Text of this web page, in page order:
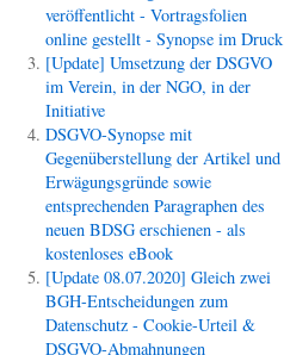
veröffentlicht - Vortragsfolien
online gestellt - Synopse im Druck
[Update] Umsetzung der DSGVO
im Verein, in der NGO, in der
Initiative
DSGVO-Synopse mit
Gegenüberstellung der Artikel und
Erwägungsgründe sowie
entsprechenden Paragraphen des
neuen BDSG erschienen - als
kostenloses eBook
[Update 08.07.2020] Gleich zwei
BGH-Entscheidungen zum
Datenschutz - Cookie-Urteil &
DSGVO-Abmahnungen